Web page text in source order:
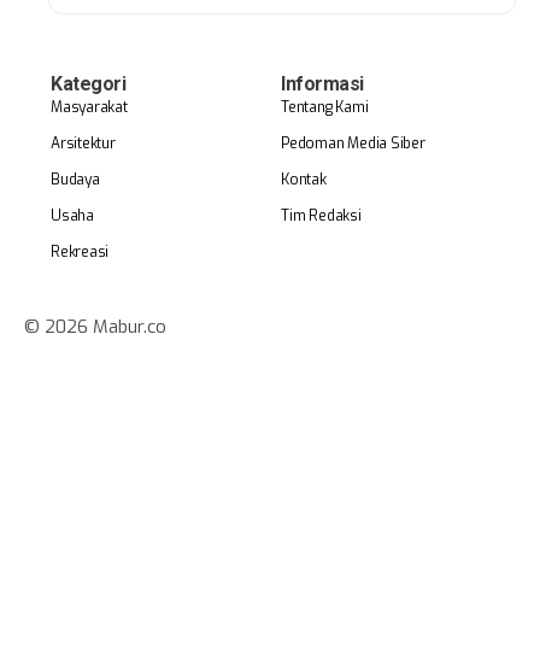
Kategori
Masyarakat
Arsitektur
Budaya
Usaha
Rekreasi
Informasi
Tentang Kami
Pedoman Media Siber
Kontak
Tim Redaksi
© 2026 Mabur.co